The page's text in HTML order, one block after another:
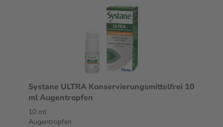
Systane ULTRA Konservierungsmittelfrei 10
ml Augentropfen
10 ml
Augentropfen